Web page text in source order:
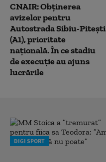
CNAIR: Obţinerea
avizelor pentru
Autostrada Sibiu-Piteşti
(A1), prioritate
naţională. În ce stadiu
de execuție au ajuns
lucrările
DIGI SPORT